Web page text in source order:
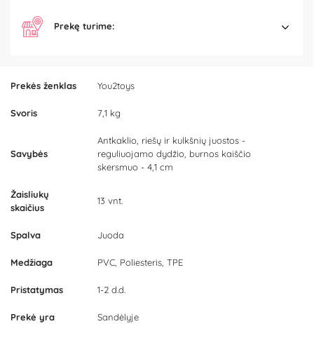
Prekės ženklas You2toys
Svoris 7,1 kg
Savybės
Antkaklio, riešų ir kulkšnių juostos -
reguliuojamo dydžio, burnos kaiščio
skersmuo - 4,1 cm
Žaisliukų
skaičius
13 vnt.
Spalva Juoda
Medžiaga PVC, Poliesteris, TPE
Pristatymas 1-2 d.d.
Prekė yra Sandėlyje
Prekę turime: